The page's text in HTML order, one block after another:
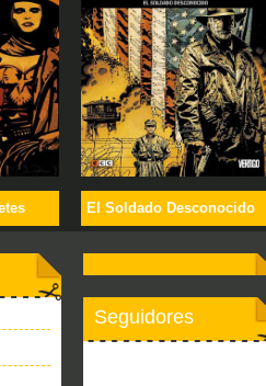
El Soldado Desconocido
Seguidores